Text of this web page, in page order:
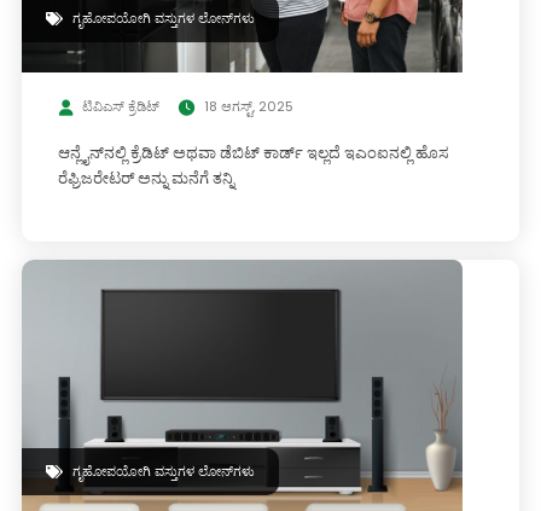
ಗೃಹೋಪಯೋಗಿ ವಸ್ತುಗಳ ಲೋನ್‌ಗಳು
ಟಿವಿಎಸ್ ಕ್ರೆಡಿಟ್ 18 ಆಗಸ್ಟ್, 2025
ಆನ್ಲೈನ್‌ನಲ್ಲಿ ಕ್ರೆಡಿಟ್ ಅಥವಾ ಡೆಬಿಟ್ ಕಾರ್ಡ್ ಇಲ್ಲದೆ ಇಎಂಐನಲ್ಲಿ ಹೊಸ
ರೆಫ್ರಿಜರೇಟರ್ ಅನ್ನು ಮನೆಗೆ ತನ್ನಿ
ಗೃಹೋಪಯೋಗಿ ವಸ್ತುಗಳ ಲೋನ್‌ಗಳು